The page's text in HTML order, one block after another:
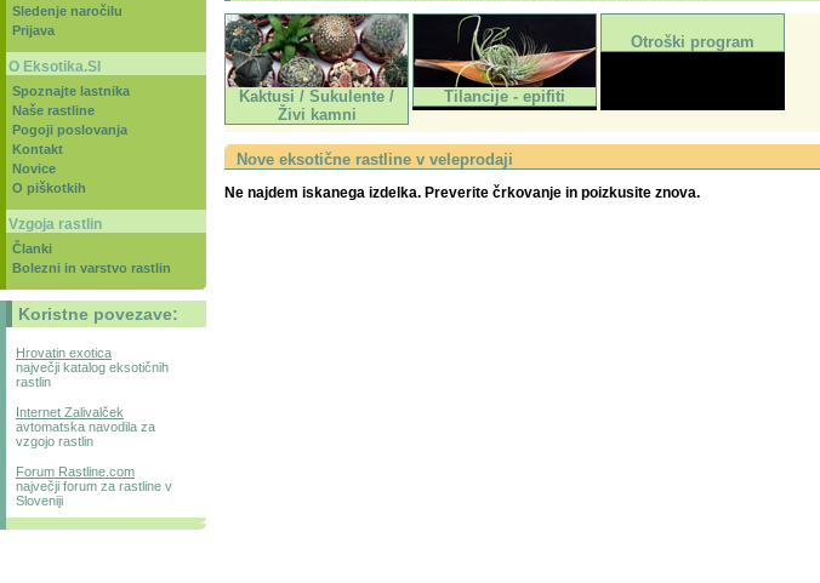
Kaktusi / Sukulente /
Živi kamni
Tilancije - epifiti
Otroški program
Nove eksotične rastline v veleprodaji
Ne najdem iskanega izdelka. Preverite črkovanje in poizkusite znova.
Sledenje naročilu
Prijava
O Eksotika.SI
Spoznajte lastnika
Naše rastline
Pogoji poslovanja
Kontakt
Novice
O piškotkih
Vzgoja rastlin
Članki
Bolezni in varstvo rastlin
Koristne povezave:
Hrovatin exotica
največji katalog eksotičnih
rastlin
Internet Zalivalček
avtomatska navodila za
vzgojo rastlin
Forum Rastline.com
največji forum za rastline v
Sloveniji